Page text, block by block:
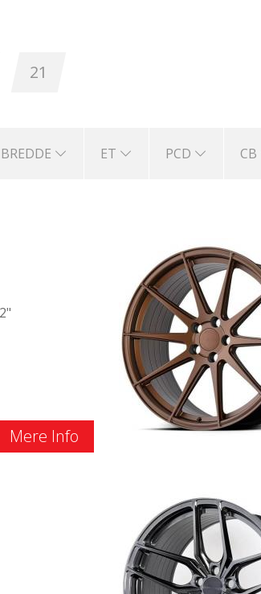
21
BREDDE ET PCD CB
Mere Info